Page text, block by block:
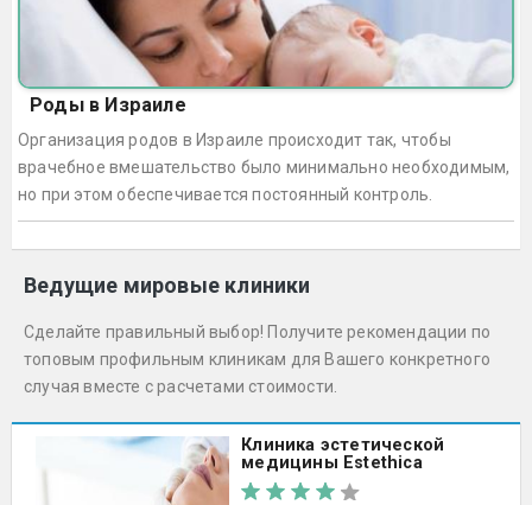
Роды в Израиле
Организация родов в Израиле происходит так, чтобы
врачебное вмешательство было минимально необходимым,
но при этом обеспечивается постоянный контроль.
Ведущие мировые клиники
Сделайте правильный выбор! Получите рекомендации по
топовым профильным клиникам для Вашего конкретного
случая вместе с расчетами стоимости.
Клиника эстетической
медицины Estethica